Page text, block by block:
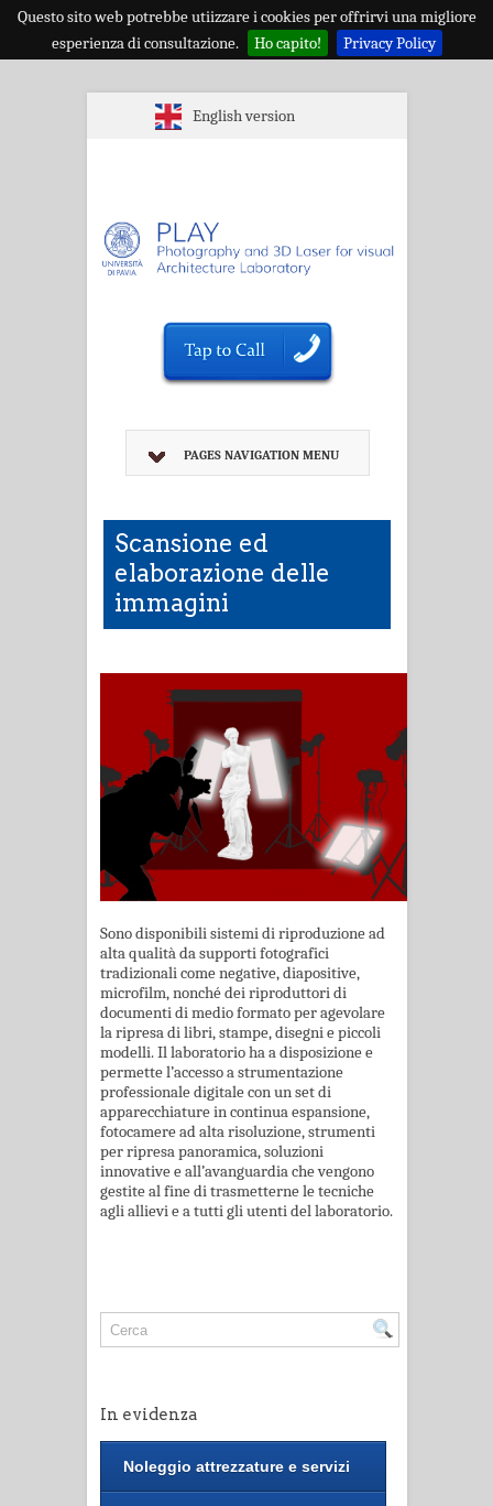
Questo sito web potrebbe utiizzare i cookies per offrirvi una migliore
esperienza di consultazione.
Ho capito! Privacy Policy
English version
PAGES NAVIGATION MENU
Scansione ed
elaborazione delle
immagini
Sono disponibili sistemi di riproduzione ad
alta qualità da supporti fotografici
tradizionali come negative, diapositive,
microfilm, nonché dei riproduttori di
documenti di medio formato per agevolare
la ripresa di libri, stampe, disegni e piccoli
modelli. Il laboratorio ha a disposizione e
permette l’accesso a strumentazione
professionale digitale con un set di
apparecchiature in continua espansione,
fotocamere ad alta risoluzione, strumenti
per ripresa panoramica, soluzioni
innovative e all’avanguardia che vengono
gestite al fine di trasmetterne le tecniche
agli allievi e a tutti gli utenti del laboratorio.
In evidenza
Noleggio attrezzature e servizi